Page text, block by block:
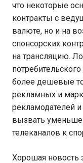
что некоторые
контракты с
валюте, но и на
спонсорских
на трансляцию.
более дешевые
рекламных и
рекламодателей
вызвать
телеканалов к
Хорошая новость